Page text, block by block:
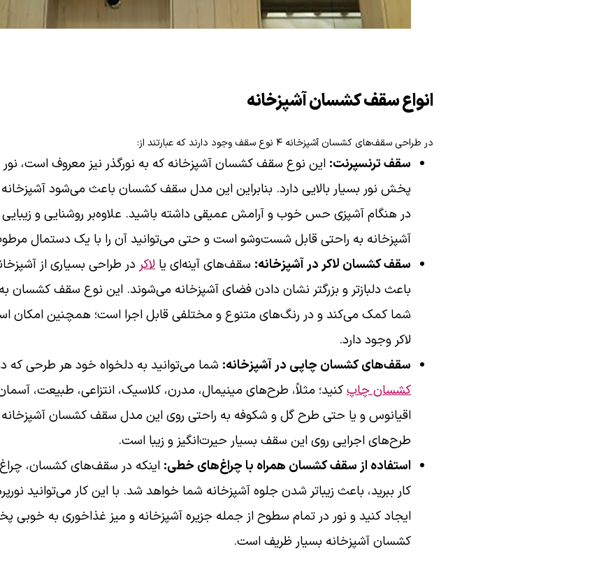
انواع سقف کشسان آشپزخانه
در طراحی سقف‌های کشسان آشپزخانه ۴ نوع سقف وجود دارند که عبارتند از:
سقف ترنسپرنت: این نوع سقف کشسان آشپزخانه که به نورگذر نیز معروف است،
پخش نور بسیار بالایی دارد. بنابراین این مدل سقف کشسان باعث می‌شود آشپزخانه
در هنگام آشپزی حس خوب و آرامش عمیقی داشته باشید. علاوه‌بر روشنایی و
آشپزخانه به راحتی قابل شست‌وشو است و حتی می‌توانید آن را با یک دستمال
سقف کشسان لاکر در آشپزخانه: سقف‌های آینه‌ای یا لاکر در طراحی بسیاری از
باعث دلبازتر و بزرگتر نشان دادن فضای آشپزخانه می‌شوند. این نوع سقف کشسان
شما کمک می‌کند و در رنگ‌های متنوع و مختلفی قابل اجرا است؛ همچنین امکان
لاکر وجود دارد.
سقف‌های کشسان چاپی در آشپزخانه: شما می‌توانید به دلخواه خود هر طرحی که
کشسان چاپکنید؛ مثلاً، طرح‌های مینیمال، مدرن، کلاسیک، انتزاعی، طبیعت،
اقیانوس و یا حتی طرح گل و شکوفه به راحتی روی این مدل سقف کشسان
طرح‌های اجرایی روی این سقف بسیار حیرت‌انگیز و زیبا است.
استفاده از سقف کشسان همراه با چراغ‌های خطی: اینکه در سقف‌های کشسان،
کار ببرید، باعث زیباتر شدن جلوه آشپزخانه شما خواهد شد. با این کار می‌توانید
ایجاد کنید و نور در تمام سطوح از جمله جزیره آشپزخانه و میز غذاخوری به
کشسان آشپزخانه بسیار ظریف است.